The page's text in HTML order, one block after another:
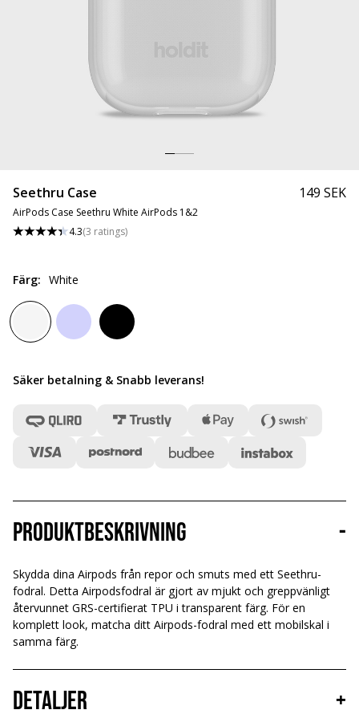
Seethru Case
AirPods Case Seethru White AirPods 1&2
4.3(3 ratings)
149 SEK
Färg: White
Säker betalning & Snabb leverans!
Produktbeskrivning -
Skydda dina Airpods från repor och smuts med ett Seethru-
fodral. Detta Airpodsfodral är gjort av mjukt och greppvänligt
återvunnet GRS-certifierat TPU i transparent färg. För en
komplett look, matcha ditt Airpods-fodral med ett mobilskal i
samma färg.
Detaljer +